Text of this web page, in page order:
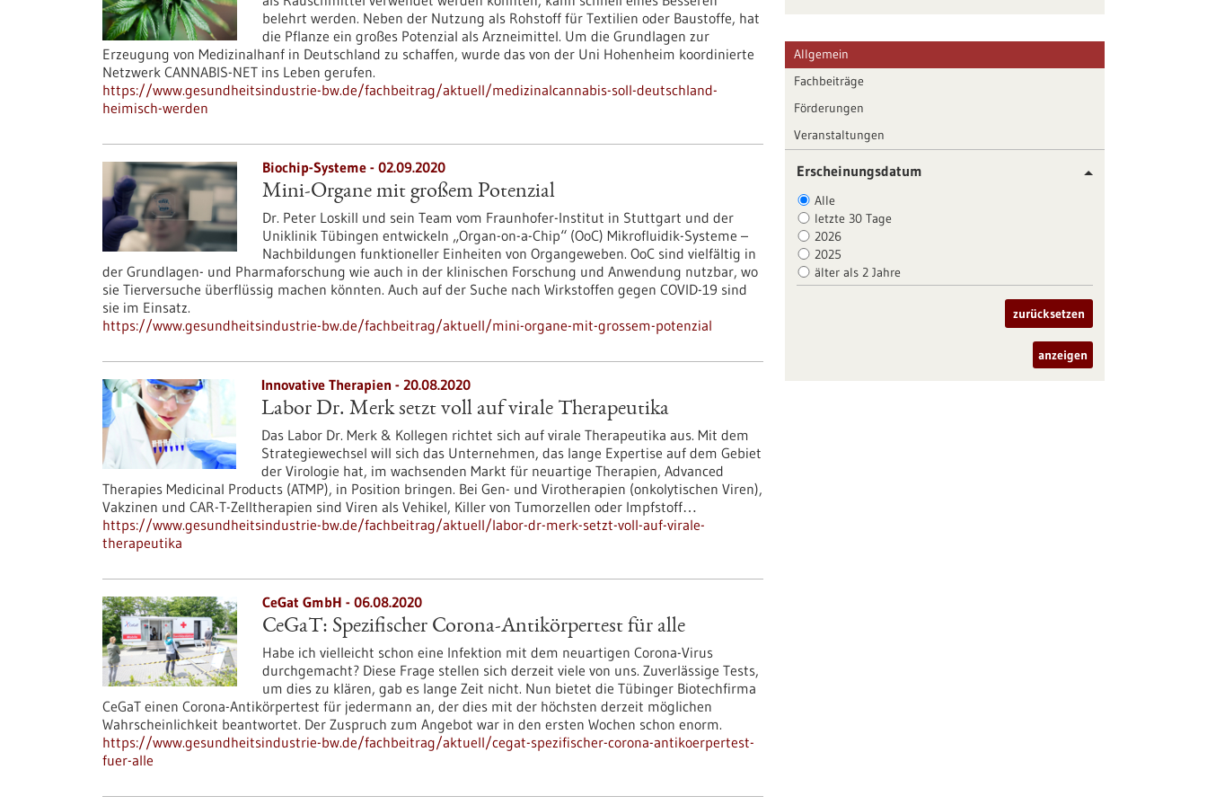
belehrt werden. Neben der Nutzung als Rohstoff für Textilien oder Baustoffe, hat
die Pflanze ein großes Potenzial als Arzneimittel. Um die Grundlagen zur
Erzeugung von Medizinalhanf in Deutschland zu schaffen, wurde das von der Uni Hohenheim koordinierte
Netzwerk CANNABIS-NET ins Leben gerufen.
https://www.gesundheitsindustrie-bw.de/fachbeitrag/aktuell/medizinalcannabis-soll-deutschland-
heimisch-werden
Biochip-Systeme - 02.09.2020
Mini-Organe mit großem Potenzial
Dr. Peter Loskill und sein Team vom Fraunhofer-Institut in Stuttgart und der
Uniklinik Tübingen entwickeln „Organ-on-a-Chip“ (OoC) Mikrofluidik-Systeme –
Nachbildungen funktioneller Einheiten von Organgeweben. OoC sind vielfältig in
der Grundlagen- und Pharmaforschung wie auch in der klinischen Forschung und Anwendung nutzbar, wo
sie Tierversuche überflüssig machen könnten. Auch auf der Suche nach Wirkstoffen gegen COVID-19 sind
sie im Einsatz.
https://www.gesundheitsindustrie-bw.de/fachbeitrag/aktuell/mini-organe-mit-grossem-potenzial
Innovative Therapien - 20.08.2020
Labor Dr. Merk setzt voll auf virale Therapeutika
Das Labor Dr. Merk & Kollegen richtet sich auf virale Therapeutika aus. Mit dem
Strategiewechsel will sich das Unternehmen, das lange Expertise auf dem Gebiet
der Virologie hat, im wachsenden Markt für neuartige Therapien, Advanced
Therapies Medicinal Products (ATMP), in Position bringen. Bei Gen- und Virotherapien (onkolytischen Viren),
Vakzinen und CAR-T-Zelltherapien sind Viren als Vehikel, Killer von Tumorzellen oder Impfstoff…
https://www.gesundheitsindustrie-bw.de/fachbeitrag/aktuell/labor-dr-merk-setzt-voll-auf-virale-
therapeutika
CeGat GmbH - 06.08.2020
CeGaT: Spezifischer Corona-Antikörpertest für alle
Habe ich vielleicht schon eine Infektion mit dem neuartigen Corona-Virus
durchgemacht? Diese Frage stellen sich derzeit viele von uns. Zuverlässige Tests,
um dies zu klären, gab es lange Zeit nicht. Nun bietet die Tübinger Biotechfirma
CeGaT einen Corona-Antikörpertest für jedermann an, der dies mit der höchsten derzeit möglichen
Wahrscheinlichkeit beantwortet. Der Zuspruch zum Angebot war in den ersten Wochen schon enorm.
https://www.gesundheitsindustrie-bw.de/fachbeitrag/aktuell/cegat-spezifischer-corona-antikoerpertest-
fuer-alle
Allgemein
Fachbeiträge
Förderungen
Veranstaltungen
Erscheinungsdatum
Alle
letzte 30 Tage
2026
2025
älter als 2 Jahre
zurücksetzen
anzeigen